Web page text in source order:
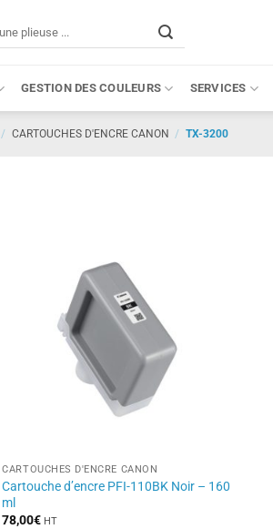
GESTION DES COULEURS SERVICES
/ CARTOUCHES D'ENCRE CANON / TX-3200
CARTOUCHES D'ENCRE CANON
Cartouche d’encre PFI-110BK Noir – 160
ml
78,00€ HT